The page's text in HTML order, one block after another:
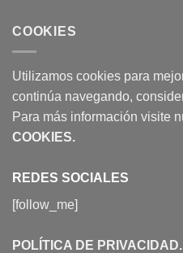
COOKIES
Utilizamos cookies para
continúa navegando,
Para más información visite
COOKIES.
REDES SOCIALES
[follow_me]
POLÍTICA DE PRIVACIDAD.